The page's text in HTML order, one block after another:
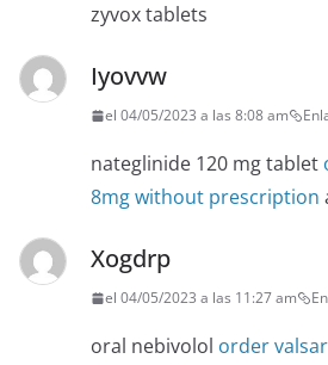
zyvox tablets
Iyovvw
el 04/05/2023 a las 8:08 am
nateglinide 120 mg tablet
8mg without prescription
Xogdrp
el 04/05/2023 a las 11:27 am
oral nebivolol order